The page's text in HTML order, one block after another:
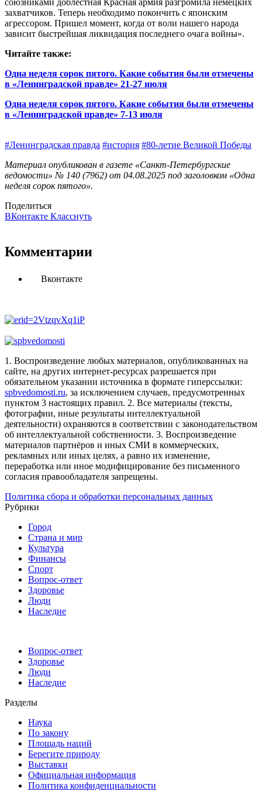
союзниками доблестная Красная армия разгромила немецких
захватчиков. Теперь необходимо покончить с японским
агрессором. Пришел момент, когда от воли нашего народа
зависит быстрейшая ликвидация последнего очага войны».
Читайте также:
Одна неделя сорок пятого. Какие события были отмечены
в «Ленинградской правде» 21-27 июля
Одна неделя сорок пятого. Какие события были отмечены
в «Ленинградской правде» 7-13 июля
#Ленинградская правда #история #80-летие Великой Победы
Материал опубликован в газете «Санкт-Петербургские
ведомости» № 140 (7962) от 04.08.2025 под заголовком «Одна
неделя сорок пятого».
Поделиться
ВКонтакте Класснуть
Комментарии
Вконтакте
1. Воспроизведение любых материалов, опубликованных на
сайте, на других интернет-ресурсах разрешается при
обязательном указании источника в формате гиперссылки:
spbvedomosti.ru, за исключением случаев, предусмотренных
пунктом 3 настоящих правил. 2. Все материалы (тексты,
фотографии, иные результаты интеллектуальной
деятельности) охраняются в соответствии с законодательством
об интеллектуальной собственности. 3. Воспроизведение
материалов партнёров и иных СМИ в коммерческих,
рекламных или иных целях, а равно их изменение,
переработка или иное модифицирование без письменного
согласия правообладателя запрещены.
Политика сбора и обработки персональных данных
Рубрики
Город
Страна и мир
Культура
Финансы
Спорт
Вопрос-ответ
Здоровье
Люди
Наследие
Вопрос-ответ
Здоровье
Люди
Наследие
Разделы
Наука
По закону
Площадь наций
Берегите природу
Выставки
Официальная информация
Политика конфиденциальности